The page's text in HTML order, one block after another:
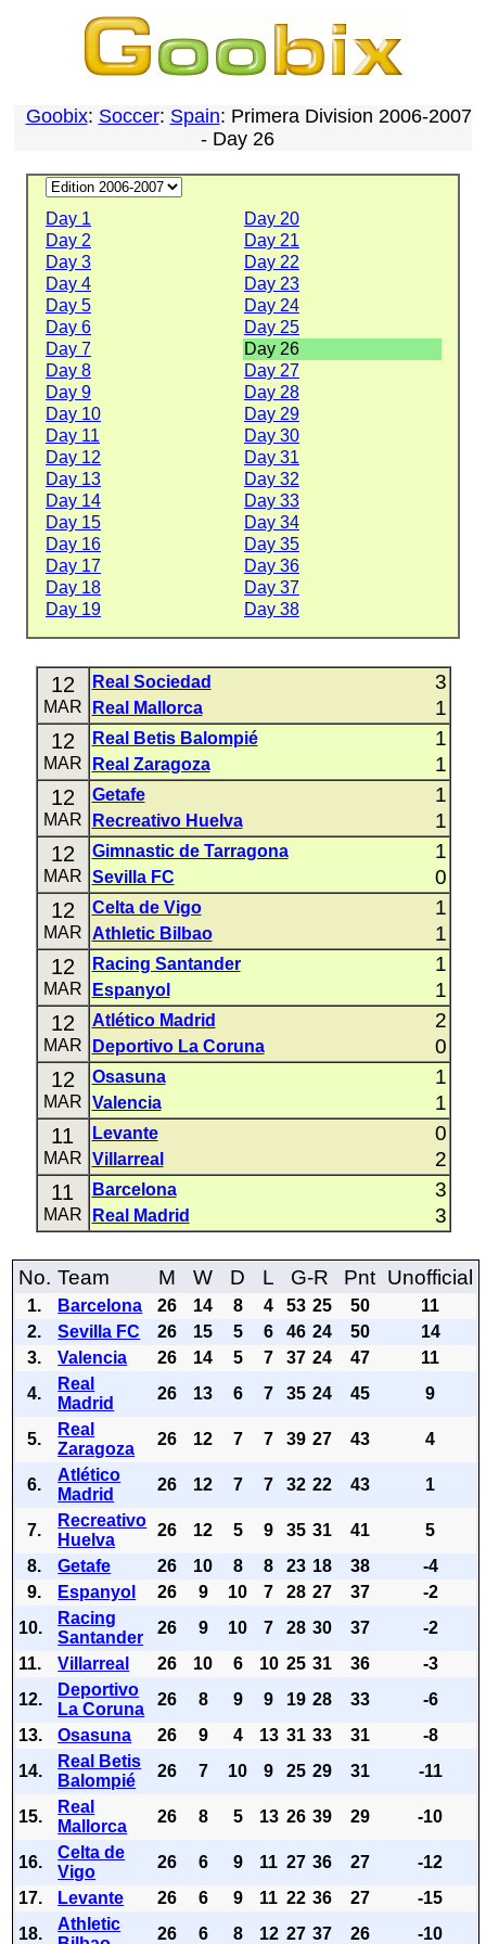
Goobix: Soccer: Spain: Primera Division 2006-2007
- Day 26
Day 1
Day 20
Day 2
Day 21
Day 3
Day 22
Day 4
Day 23
Day 5
Day 24
Day 6
Day 25
Day 7
Day 26
Day 8
Day 27
Day 9
Day 28
Day 10
Day 29
Day 11
Day 30
Day 12
Day 31
Day 13
Day 32
Day 14
Day 33
Day 15
Day 34
Day 16
Day 35
Day 17
Day 36
Day 18
Day 37
Day 19
Day 38
12
MAR
Real Sociedad 3
Real Mallorca 1
12
MAR
Real Betis Balompié 1
Real Zaragoza 1
12
MAR
Getafe 1
Recreativo Huelva 1
12
MAR
Gimnastic de Tarragona 1
Sevilla FC 0
12
MAR
Celta de Vigo 1
Athletic Bilbao 1
12
MAR
Racing Santander 1
Espanyol 1
12
MAR
Atlético Madrid 2
Deportivo La Coruna 0
12
MAR
Osasuna 1
Valencia 1
11
MAR
Levante 0
Villarreal 2
11
MAR
Barcelona 3
Real Madrid 3
No. Team M W D L G-R Pnt Unofficial
1. Barcelona 26 14 8 4 53 25 50
11
2.
Sevilla FC 26 15 5 6 46 24 50
14
3.
Valencia 26 14 5 7 37 24 47
11
4.
Real
Madrid
26 13 6 7 35 24 45 9
5.
Real
Zaragoza
26 12 7 7 39 27 43 4
6.
Atlético
Madrid
26 12 7 7 32 22 43 1
7.
Recreativo
Huelva
26 12 5 9 35 31 41
5
8.
Getafe 26 10 8 8 23 18 38
-4
9.
Espanyol 26 9 10 7 28 27 37
-2
10.
Racing
Santander
26 9 10 7 28 30 37
-2
11.
Villarreal 26 10 6 10 25 31 36
-3
12.
Deportivo
La Coruna
26 8 9 9 19 28 33
-6
13.
Osasuna 26 9 4 13 31 33 31
-8
14.
Real Betis
Balompié
26 7 10 9 25 29 31 -11
15.
Real
Mallorca
26 8 5 13 26 39 29 -10
16.
Celta de
Vigo
26 6 9 11 27 36 27
-12
17.
Levante 26 6 9 11 22 36 27
-15
18.
Athletic
26 6 8 12 27 37 26 -10